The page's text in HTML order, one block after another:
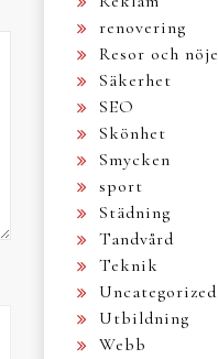
renovering
Resor och nöje
Säkerhet
SEO
Skönhet
Smycken
sport
Städning
Tandvård
Teknik
Uncategorized
Utbildning
Webb